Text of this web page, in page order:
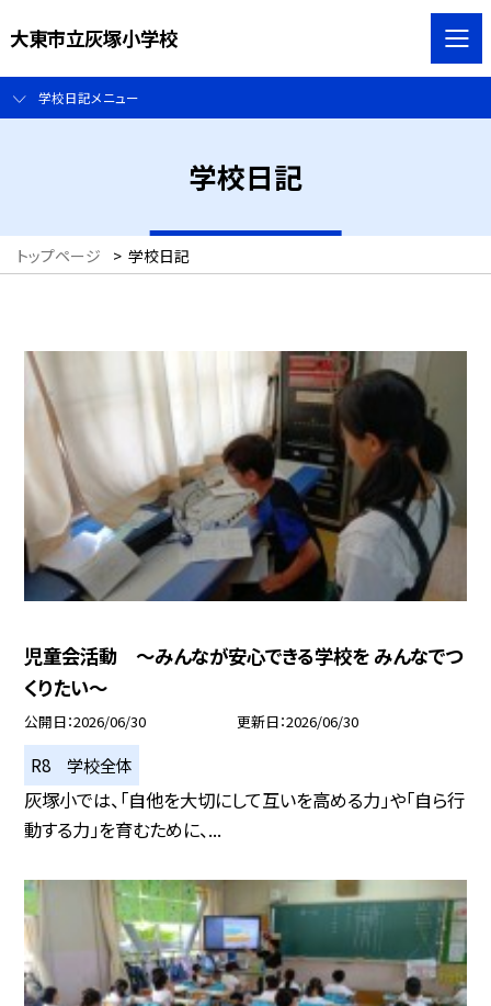
大東市立灰塚小学校
学校日記メニュー
学校日記
トップページ > 学校日記
児童会活動 ～みんなが安心できる学校を みんなでつ
くりたい～
公開日 2026/06/30 更新日 2026/06/30
R8 学校全体
灰塚小では、「自他を大切にして互いを高める力」や「自ら行
動する力」を育むために、...